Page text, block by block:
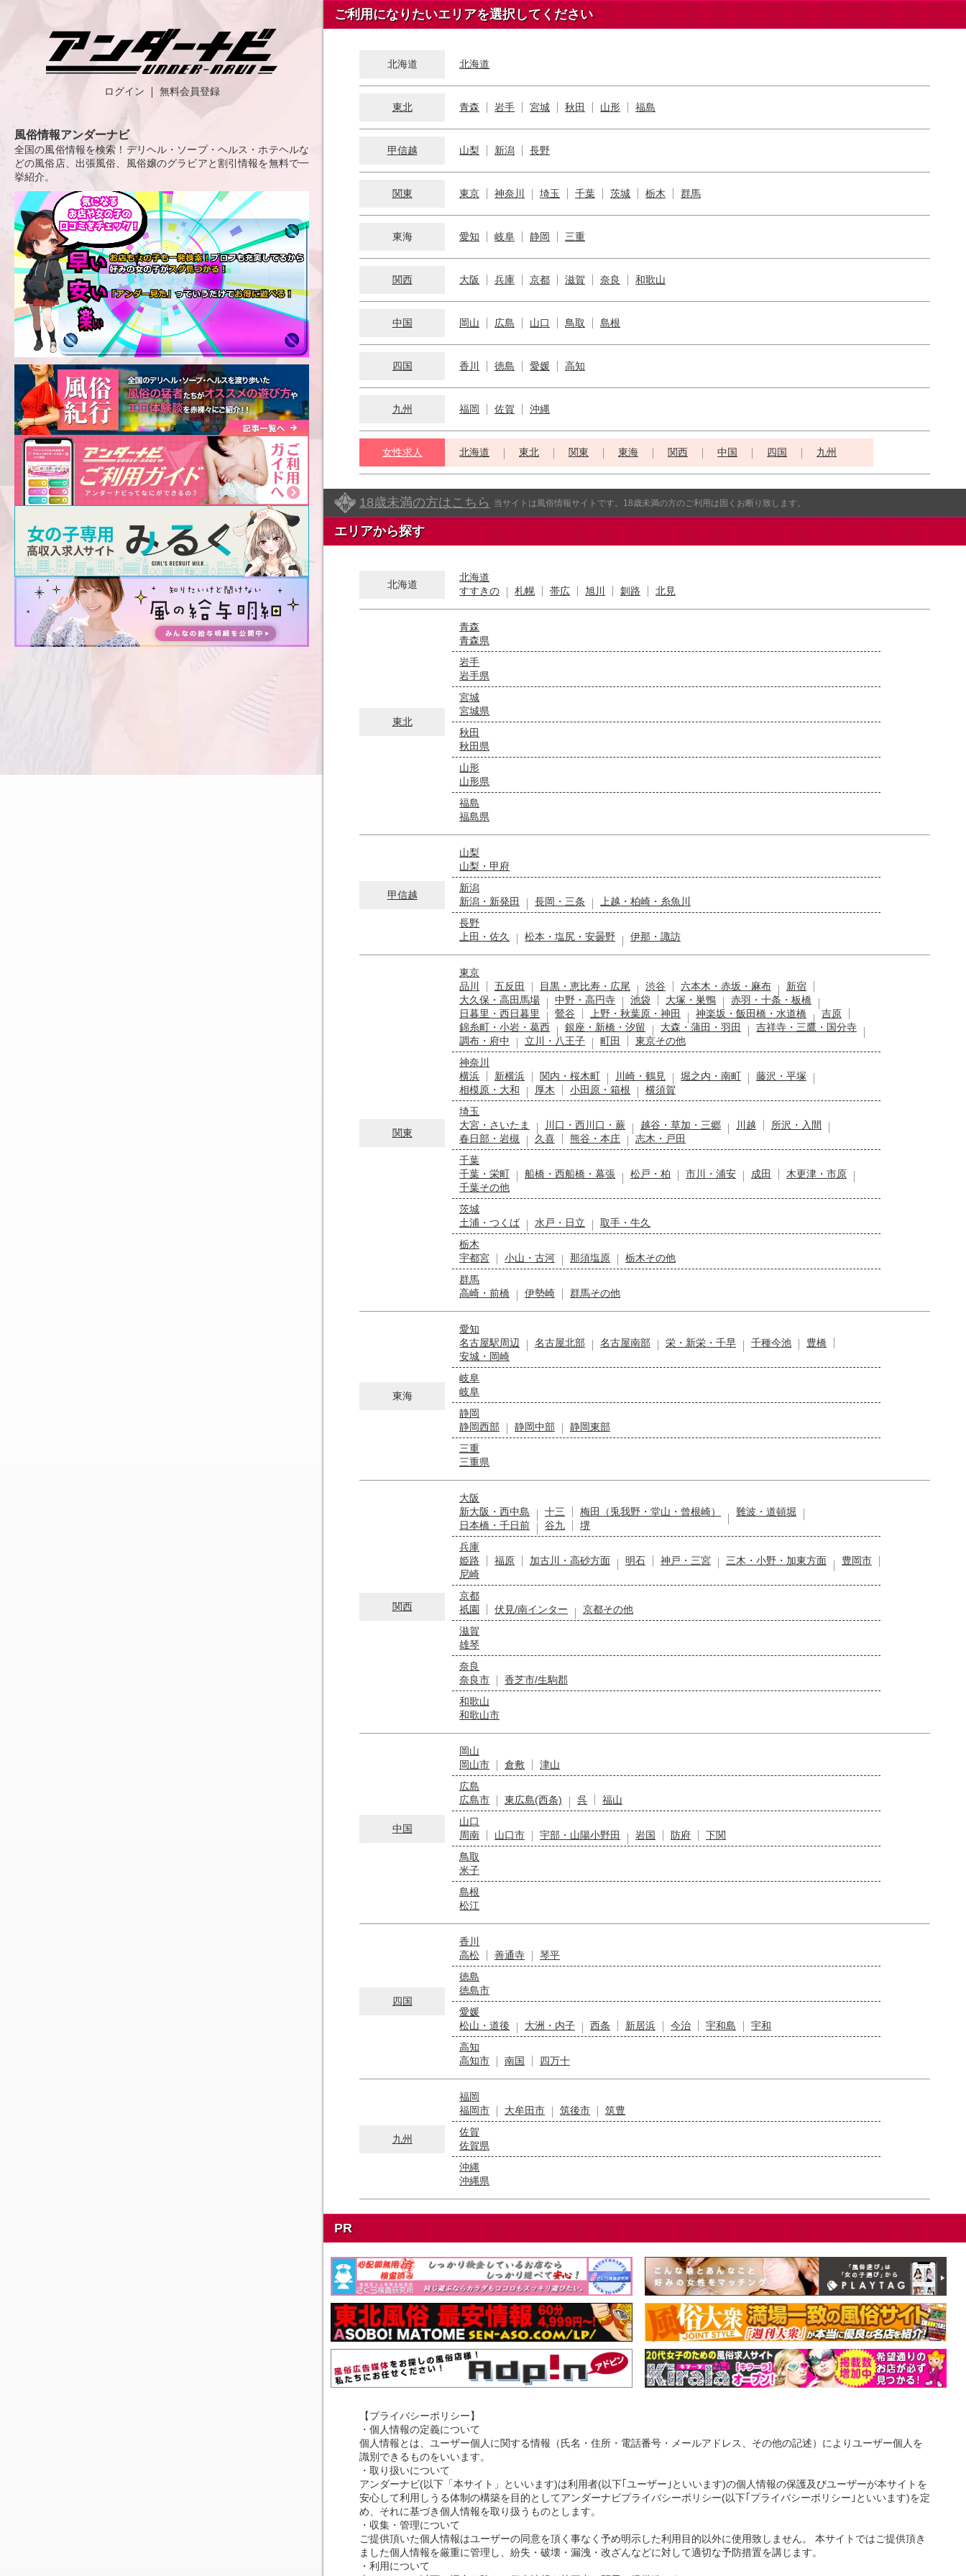
ログイン 無料会員登録
風俗情報アンダーナビ
全国の風俗情報を検索！デリヘル・ソープ・ヘルス・ホテヘルな
どの風俗店、出張風俗、風俗嬢のグラビアと割引情報を無料で一
挙紹介。
ご利用になりたいエリアを選択してください
北海道 北海道
東北 青森 岩手 宮城 秋田 山形 福島
甲信越 山梨 新潟 長野
関東 東京 神奈川 埼玉 千葉 茨城 栃木 群馬
東海 愛知 岐阜 静岡 三重
関西 大阪 兵庫 京都 滋賀 奈良 和歌山
中国 岡山 広島 山口 鳥取 島根
四国 香川 徳島 愛媛 高知
九州 福岡 佐賀 沖縄
女性求人 北海道 東北 関東 東海 関西 中国 四国 九州
18歳未満の方はこちら 当サイトは風俗情報サイトです。18歳未満の方のご利用は固くお断り致します。
エリアから探す
北海道
北海道
すすきの
札幌 帯広 旭川 釧路 北見
東北
青森
青森県
岩手
岩手県
宮城
宮城県
秋田
秋田県
山形
山形県
福島
福島県
甲信越
山梨
山梨・甲府
新潟
新潟・新発田
長岡・三条
上越・柏崎・糸魚川
長野
上田・佐久
松本・塩尻・安曇野 伊那・諏訪
関東
東京
品川
五反田 目黒・恵比寿・広尾 渋谷 六本木・赤坂・麻布
新宿
大久保・高田馬場
中野・高円寺 池袋 大塚・巣鴨
赤羽・十条・板橋
日暮里・西日暮里
鶯谷 上野・秋葉原・神田 神楽坂・飯田橋・水道橋
吉原
錦糸町・小岩・葛西
銀座・新橋・汐留 大森・蒲田・羽田
吉祥寺・三鷹・国分寺
調布・府中
立川・八王子 町田
東京その他
神奈川
横浜
新横浜 関内・桜木町 川崎・鶴見 堀之内・南町
藤沢・平塚
相模原・大和
厚木 小田原・箱根
横須賀
埼玉
大宮・さいたま
川口・西川口・蕨 越谷・草加・三郷 川越
所沢・入間
春日部・岩槻
久喜 熊谷・本庄
志木・戸田
千葉
千葉・栄町
船橋・西船橋・幕張 松戸・柏 市川・浦安 成田
木更津・市原
千葉その他
茨城
土浦・つくば
水戸・日立
取手・牛久
栃木
宇都宮
小山・古河 那須塩原
栃木その他
群馬
高崎・前橋
伊勢崎 群馬その他
東海
愛知
名古屋駅周辺
名古屋北部 名古屋南部 栄・新栄・千早 千種今池
豊橋
安城・岡崎
岐阜
岐阜
静岡
静岡西部
静岡中部
静岡東部
三重
三重県
関西
大阪
新大阪・西中島
十三 梅田（兎我野・堂山・曾根崎）
難波・道頓堀
日本橋・千日前
谷九
堺
兵庫
姫路
福原 加古川・高砂方面 明石 神戸・三宮 三木・小野・加東方面
豊岡市
尼崎
京都
祇園
伏見/南インター
京都その他
滋賀
雄琴
奈良
奈良市
香芝市/生駒郡
和歌山
和歌山市
中国
岡山
岡山市
倉敷
津山
広島
広島市
東広島(西条) 呉
福山
山口
周南
山口市 宇部・山陽小野田 岩国 防府
下関
鳥取
米子
島根
松江
四国
香川
高松
善通寺
琴平
徳島
徳島市
愛媛
松山・道後
大洲・内子 西条 新居浜 今治 宇和島
宇和
高知
高知市
南国 四万十
九州
福岡
福岡市
大牟田市 筑後市
筑豊
佐賀
佐賀県
沖縄
沖縄県
PR
【プライバシーポリシー】
・個人情報の定義について
個人情報とは、ユーザー個人に関する情報（氏名・住所・電話番号・メールアドレス、その他の記述）によりユーザー個人を
識別できるものをいいます。
・取り扱いについて
アンダーナビ(以下「本サイト」といいます)は利用者(以下｢ユーザー｣といいます)の個人情報の保護及びユーザーが本サイトを
安心して利用しうる体制の構築を目的としてアンダーナビプライバシーポリシー(以下｢プライバシーポリシー｣といいます)を定
め、それに基づき個人情報を取り扱うものとします。
・収集・管理について
ご提供頂いた個人情報はユーザーの同意を頂く事なく予め明示した利用目的以外に使用致しません。 本サイトではご提供頂き
ました個人情報を厳重に管理し、紛失・破壊・漏洩・改ざんなどに対して適切な予防措置を講じます。
・利用について